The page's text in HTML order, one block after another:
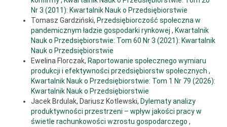
19. Eucken W. (2004), Grundsätze der Wirtschaftspolitik, wyd. 7, Mohr
Siebeck Verlag, Tübingen.
20. Eucken W. (2005), Podstawy polityki gospodarczej, Wydawnictwo
Poznańskie, Poznań.
21. Florczak E., Gardziński T. (2019), Social enterprise in the order of
social market economy, “International Journal of New Economics and
Social Sciences”, Międzynarodowy Instytut Innowacji Nauka-Edukacja-
Rozwój w Warszawie, Warszawa.
22. Florczak E., Gardziński T. (2018), Social innovations in the aspect
of the social economy, w: “International Journal of New Economics
and Social Sciences”, Międzynarodowy Instytut Innowacji Nauka-
Edukacja-Rozwój w Warszawie, Warszawa.
Nr 3 (2011): Kwartalnik Nauk o Przedsiębiorstwie
Tomasz Gardziński, Przedsiębiorczość społeczna w
pandemicznym ładzie gospodarki rynkowej , Kwartalnik
Nauk o Przedsiębiorstwie: Tom 60 Nr 3 (2021): Kwartalnik
Nauk o Przedsiębiorstwie
Ewelina Florczak, Raportowanie społecznego wymiaru
produkcji i efektywności przedsiębiorstw społecznych ,
Kwartalnik Nauk o Przedsiębiorstwie: Tom 1 Nr 79 (2026):
Kwartalnik Nauk o Przedsiębiorstwie
Jacek Brdulak, Dariusz Kotlewski, Dylematy analizy
produktywności przestrzeni – wpływ jakości pracy w
świetle rachunkowości wzrostu gospodarczego ,